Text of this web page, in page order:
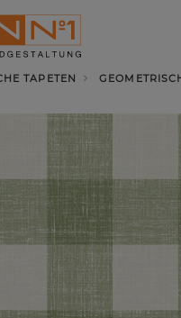
TAPETEN